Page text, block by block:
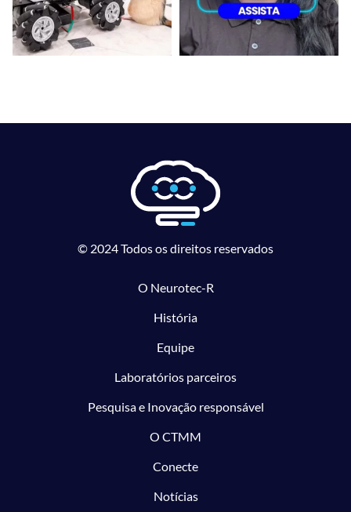
© 2024 Todos os direitos reservados
O Neurotec-R
História
Equipe
Laboratórios parceiros
Pesquisa e Inovação responsável
O CTMM
Conecte
Notícias